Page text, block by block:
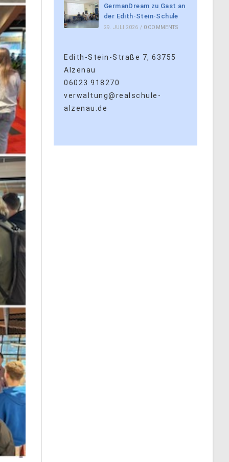
GermanDream zu Gast an
der Edith-Stein-Schule
29. JULI 2026 / 0 COMMENTS
Edith-Stein-Straße 7, 63755
Alzenau
06023 918270
verwaltung@realschule-
alzenau.de